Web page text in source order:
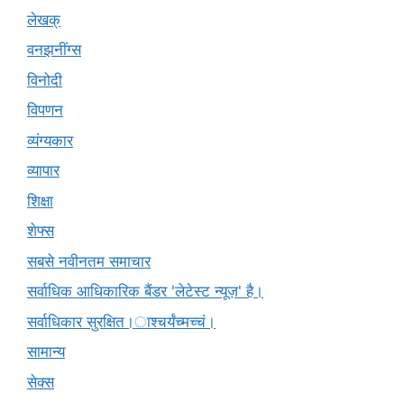
लेखक्
वनझनींग्स
विनोदी
विपणन
व्यंग्यकार
व्यापार
शिक्षा
शेफ्स
सबसे नवीनतम समाचार
सर्वाधिक आधिकारिक बैंडर 'लेटेस्ट न्यूज़' है।
सर्वाधिकार सुरक्षित।ाश्चर्यंच्मच्चं।
सामान्य
सेक्स